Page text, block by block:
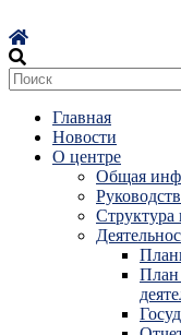
к
содержимому
Главная
Новости
О центре
Общая
Структура
План